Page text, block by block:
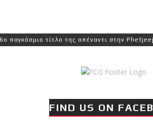
τίτλο της απέναντι στην Phetjeeja
FIND US ON